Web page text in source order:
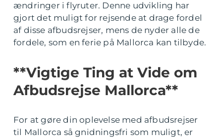
ændringer i flyruter. Denne udvikling har
gjort det muligt for rejsende at drage fordel
af disse afbudsrejser, mens de nyder alle de
fordele, som en ferie på Mallorca kan tilbyde.
**Vigtige Ting at Vide om
Afbudsrejse Mallorca**
For at gøre din oplevelse med afbudsrejser
til Mallorca så gnidningsfri som muligt, er